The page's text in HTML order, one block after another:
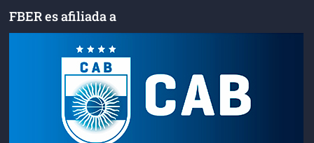
FBER es afiliada a